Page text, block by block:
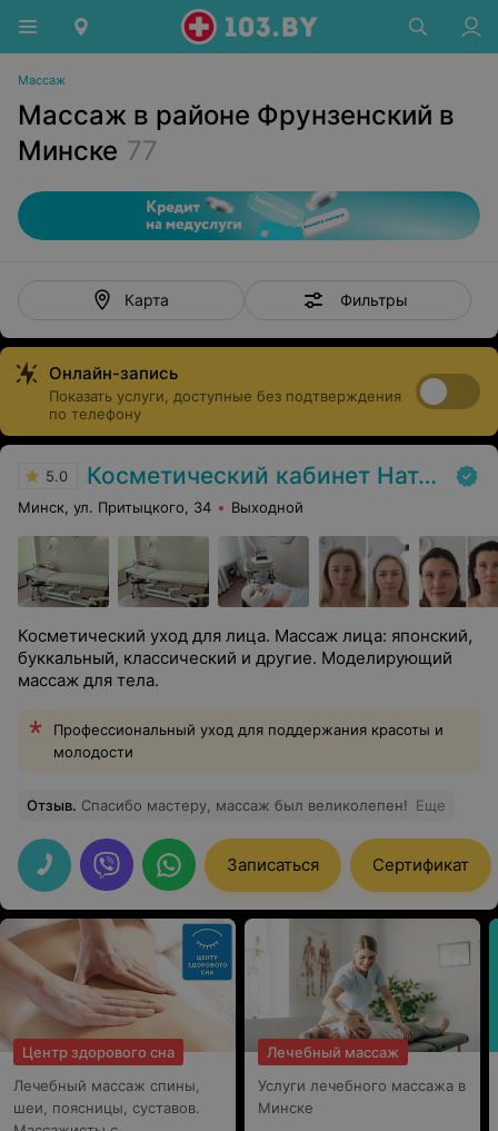
Массаж
Массаж в районе Фрунзенский в
Минске 77
Карта Фильтры
Онлайн-запись
Показать услуги, доступные без подтверждения
по телефону
5.0 Косметический кабинет Натальи Торопович
Минск, ул. Притыцкого, 34 Выходной
Косметический уход для лица. Массаж лица: японский,
буккальный, классический и другие. Моделирующий
массаж для тела.
Профессиональный уход для поддержания красоты и
молодости
Отзыв. Спасибо мастеру, массаж был великолепен! Еще
Записаться Сертификат
Центр здорового сна
Лечебный массаж спины,
шеи, поясницы, суставов.
Лечебный массаж
Услуги лечебного массажа в
Минске